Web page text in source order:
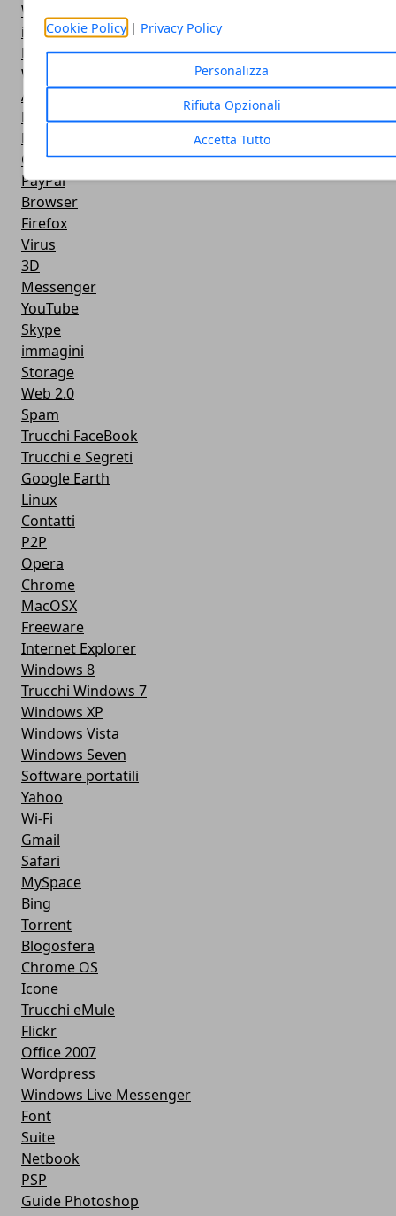
Cookie Policy | Privacy Policy
Personalizza
Rifiuta Opzionali
Accetta Tutto
Web Master
iPod
PlayStation
Wallpapers
Adobe
Dispositivi USB
Masterizzazione
Open Source
PayPal
Browser
Firefox
Virus
3D
Messenger
YouTube
Skype
immagini
Storage
Web 2.0
Spam
Trucchi FaceBook
Trucchi e Segreti
Google Earth
Linux
Contatti
P2P
Opera
Chrome
MacOSX
Freeware
Internet Explorer
Windows 8
Trucchi Windows 7
Windows XP
Windows Vista
Windows Seven
Software portatili
Yahoo
Wi-Fi
Gmail
Safari
MySpace
Bing
Torrent
Blogosfera
Chrome OS
Icone
Trucchi eMule
Flickr
Office 2007
Wordpress
Windows Live Messenger
Font
Suite
Netbook
PSP
Guide Photoshop